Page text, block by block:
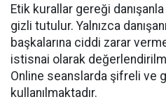
Etik kurallar gereği
gizli tutulur. Yalnızca
başkalarına ciddi zarar
istisnai olarak
Online seanslarda şifreli ve
kullanılmaktadır.